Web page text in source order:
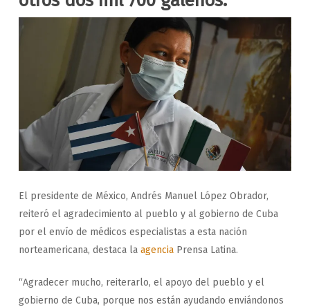
El presidente de México, Andrés Manuel López Obrador,
reiteró el agradecimiento al pueblo y al gobierno de Cuba
por el envío de médicos especialistas a esta nación
norteamericana, destaca la agenciaPrensa Latina.
“Agradecer mucho, reiterarlo, el apoyo del pueblo y el
gobierno de Cuba, porque nos están ayudando enviándonos